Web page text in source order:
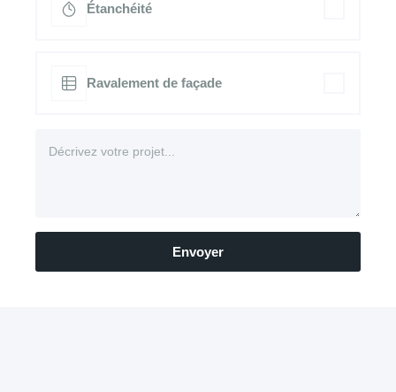
Étanchéité
Ravalement de façade
Envoyer